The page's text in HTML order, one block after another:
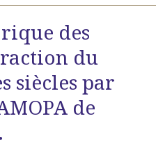
des
du
siècles par
de